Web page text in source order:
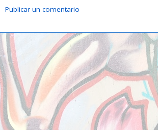
Publicar un comentario